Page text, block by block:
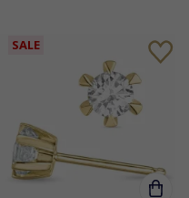
SALE